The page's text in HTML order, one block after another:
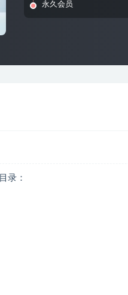
永久会员
目录：